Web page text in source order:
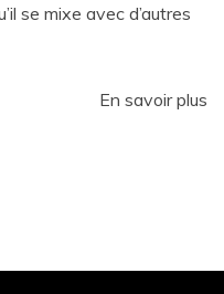
se mixe avec d’autres
En savoir plus